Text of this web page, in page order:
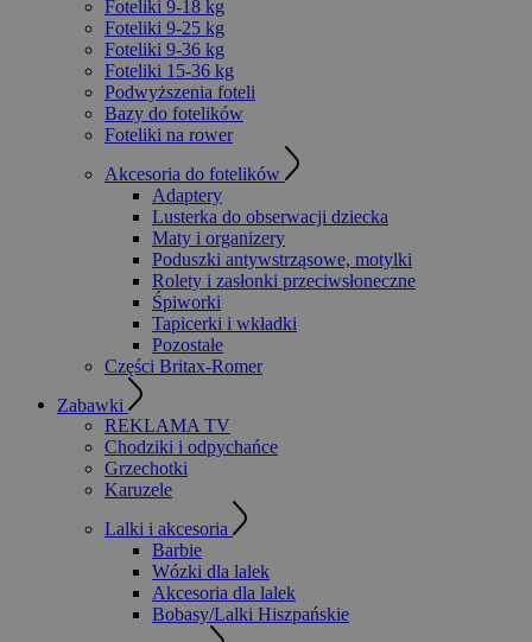
Foteliki 9-18 kg
Foteliki 9-25 kg
Foteliki 9-36 kg
Foteliki 15-36 kg
Podwyższenia foteli
Bazy do fotelików
Foteliki na rower
Akcesoria do fotelików
Adaptery
Lusterka do obserwacji dziecka
Maty i organizery
Poduszki antywstrząsowe, motylki
Rolety i zasłonki przeciwsłoneczne
Śpiworki
Tapicerki i wkładki
Pozostałe
Części Britax-Romer
Zabawki
REKLAMA TV
Chodziki i odpychańce
Grzechotki
Karuzele
Lalki i akcesoria
Barbie
Wózki dla lalek
Akcesoria dla lalek
Bobasy/Lalki Hiszpańskie